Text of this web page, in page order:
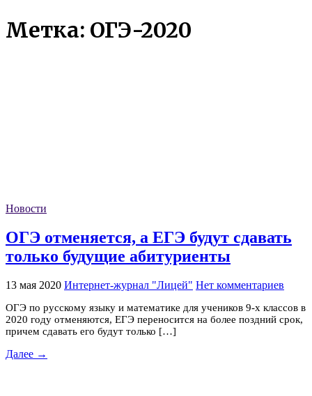
Метка: ОГЭ-2020
Новости
ОГЭ отменяется, а ЕГЭ будут сдавать
только будущие абитуриенты
13 мая 2020 Интернет-журнал "Лицей" Нет комментариев
ОГЭ по русскому языку и математике для учеников 9-х классов в
2020 году отменяются, ЕГЭ переносится на более поздний срок,
причем сдавать его будут только […]
Далее →